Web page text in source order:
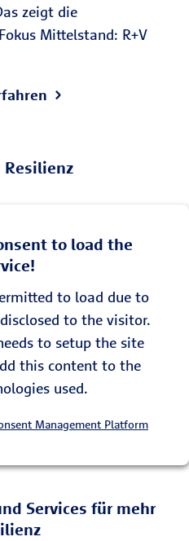
zeigt die
Mittelstand: R+V
Resilienz
to load the
to load due to
to the visitor.
to setup the site
this content to the
used.
Management Platform
Services für mehr